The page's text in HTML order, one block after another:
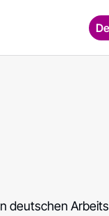
deutschen